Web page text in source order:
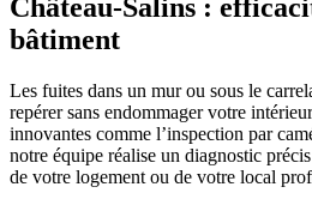
Château-Salins :
bâtiment
Les fuites dans un mur ou sous le
repérer sans endommager votre
innovantes comme l’inspection par
notre équipe réalise un diagnostic
de votre logement ou de votre local